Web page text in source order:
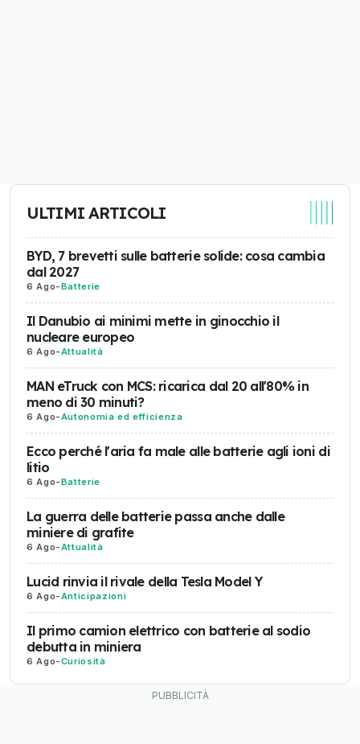
ULTIMI ARTICOLI
BYD, 7 brevetti sulle batterie solide: cosa cambia
dal 2027
6 Ago-Batterie
Il Danubio ai minimi mette in ginocchio il
nucleare europeo
6 Ago-Attualità
MAN eTruck con MCS: ricarica dal 20 all'80% in
meno di 30 minuti?
6 Ago-Autonomia ed efficienza
Ecco perché l'aria fa male alle batterie agli ioni di
litio
6 Ago-Batterie
La guerra delle batterie passa anche dalle
miniere di grafite
6 Ago-Attualità
Lucid rinvia il rivale della Tesla Model Y
6 Ago-Anticipazioni
Il primo camion elettrico con batterie al sodio
debutta in miniera
6 Ago-Curiosità